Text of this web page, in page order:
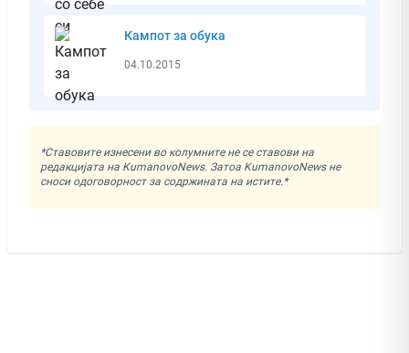
Кампот за обука
04.10.2015
*Ставовите изнесени во колумните не се ставови на
редакцијата на KumanovoNews. Затоа KumanovoNews не
сноси одоговорност за содржината на истите.*